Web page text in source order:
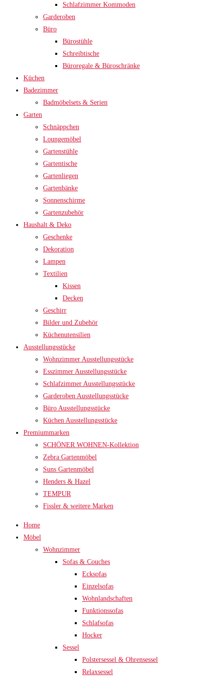
Schlafzimmer Kommoden
Garderoben
Büro
Bürostühle
Schreibtische
Büroregale & Büroschränke
Küchen
Badezimmer
Badmöbelsets & Serien
Garten
Schnäppchen
Loungemöbel
Gartenstühle
Gartentische
Gartenliegen
Gartenbänke
Sonnenschirme
Gartenzubehör
Haushalt & Deko
Geschenke
Dekoration
Lampen
Textilien
Kissen
Decken
Geschirr
Bilder und Zubehör
Küchenutensilien
Ausstellungsstücke
Wohnzimmer Ausstellungsstücke
Esszimmer Ausstellungsstücke
Schlafzimmer Ausstellungsstücke
Garderoben Ausstellungsstücke
Büro Ausstellungsstücke
Küchen Ausstellungsstücke
Premiummarken
SCHÖNER WOHNEN-Kollektion
Zebra Gartenmöbel
Suns Gartenmöbel
Henders & Hazel
TEMPUR
Fissler & weitere Marken
Home
Möbel
Wohnzimmer
Sofas & Couches
Ecksofas
Einzelsofas
Wohnlandschaften
Funktionssofas
Schlafsofas
Hocker
Sessel
Polstersessel & Ohrensessel
Relaxsessel